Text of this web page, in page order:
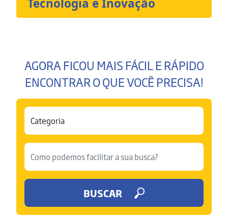
Tecnologia e Inovação
AGORA FICOU MAIS FÁCIL E RÁPIDO
ENCONTRAR O QUE VOCÊ PRECISA!
BUSCAR